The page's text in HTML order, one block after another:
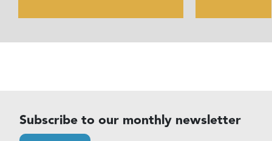
Subscribe to our monthly newsletter